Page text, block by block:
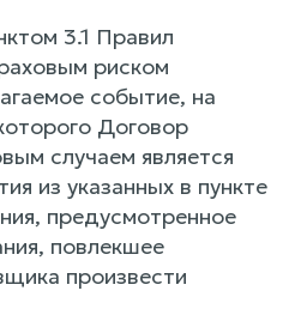
3.1 Правил
риском
событие, на
Договор
случаем является
из указанных в пункте
предусмотренное
повлекшее
произвести